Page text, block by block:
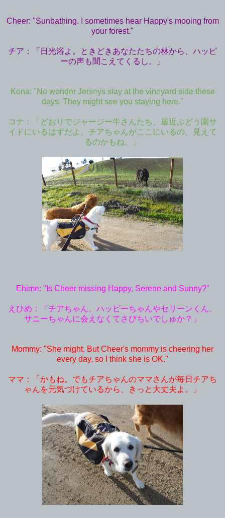
Cheer: "Sunbathing. I sometimes hear Happy's mooing from
your forest."
チア：「日光浴よ。ときどきあなたたちの林から、ハッピ
ーの声も聞こえてくるし。」
Kona: "No wonder Jerseys stay at the vineyard side these
days. They might see you staying here."
コナ：「どおりでジャージー牛さんたち、最近ぶどう園サ
イドにいるはずだよ。チアちゃんがここにいるの、見えて
るのかもね。」
Ehime: "Is Cheer missing Happy, Serene and Sunny?"
えひめ：「チアちゃん、ハッピーちゃんやセリーンくん、
サニーちゃんに会えなくてさびちいでしゅか？」
Mommy: "She might. But Cheer's mommy is cheering her
every day, so I think she is OK."
ママ：「かもね。でもチアちゃんのママさんが毎日チアち
ゃんを元気づけているから、きっと大丈夫よ。」